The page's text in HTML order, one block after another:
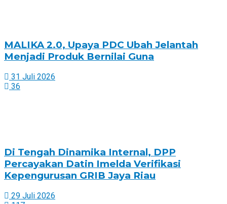
MALIKA 2.0, Upaya PDC Ubah Jelantah
Menjadi Produk Bernilai Guna
31 Juli 2026
36
Di Tengah Dinamika Internal, DPP
Percayakan Datin Imelda Verifikasi
Kepengurusan GRIB Jaya Riau
29 Juli 2026